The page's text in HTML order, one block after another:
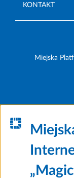
KONTAKT
Miejska